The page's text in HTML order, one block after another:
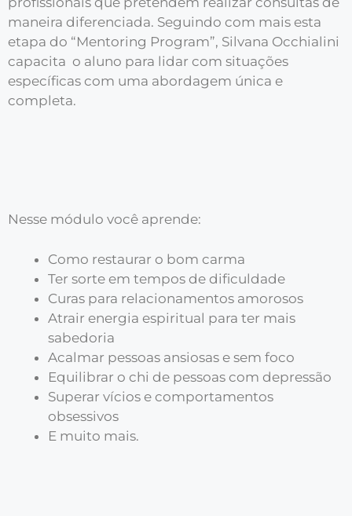
maneira diferenciada. Seguindo com mais esta
etapa do “Mentoring Program”, Silvana Occhialini
capacita o aluno para lidar com situações
específicas com uma abordagem única e
completa.
Nesse módulo você aprende:
Como restaurar o bom carma
Ter sorte em tempos de dificuldade
Curas para relacionamentos amorosos
Atrair energia espiritual para ter mais
sabedoria
Acalmar pessoas ansiosas e sem foco
Equilibrar o chi de pessoas com depressão
Superar vícios e comportamentos
obsessivos
E muito mais.